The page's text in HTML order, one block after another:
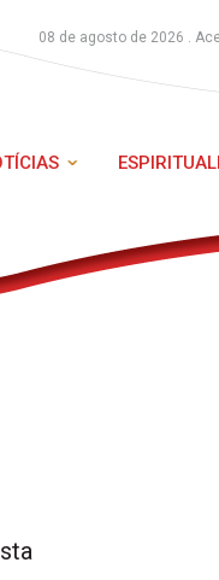
08 de agosto de 2026 .